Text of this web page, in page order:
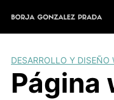
DESARROLLO Y DISEÑO
Página